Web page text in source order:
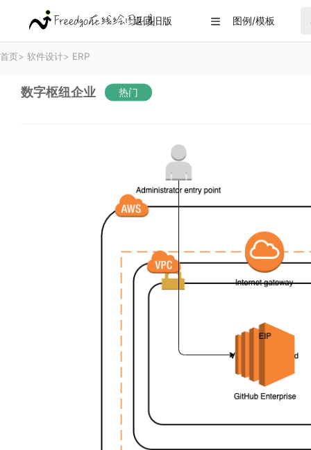
返回旧版  图例/模板
首页> 软件设计> ERP
数字枢纽企业 热门